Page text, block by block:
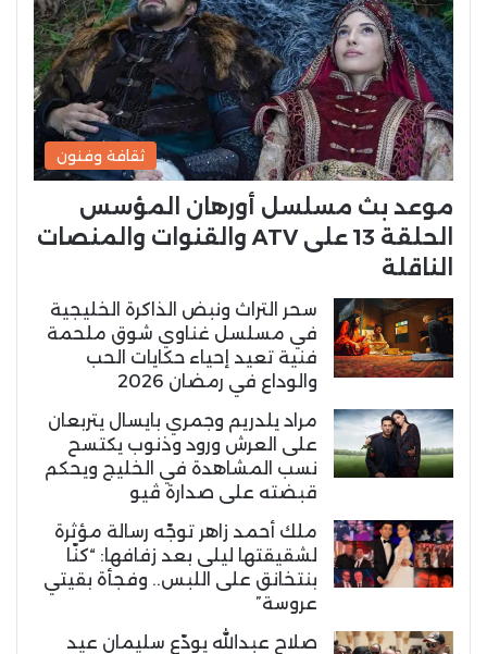
ثقافة وفنون
موعد بث مسلسل أورهان المؤسس
الحلقة 13 على ATV والقنوات والمنصات
الناقلة
سحر التراث ونبض الذاكرة الخليجية
في مسلسل غناوي شوق ملحمة
فنية تعيد إحياء حكايات الحب
والوداع في رمضان 2026
مراد يلدريم وجمري بايسال يتربعان
على العرش ورود وذنوب يكتسح
نسب المشاهدة في الخليج ويحكم
قبضته على صدارة ڤيو
ملك أحمد زاهر توجّه رسالة مؤثرة
لشقيقتها ليلى بعد زفافها: “كنّا
بنتخانق على اللبس.. وفجأة بقيتي
عروسة”
صلاح عبدالله يودّع سليمان عيد